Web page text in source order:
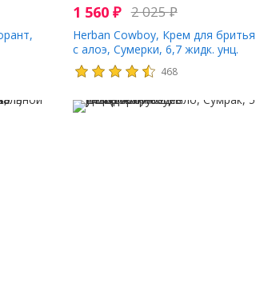
1 560₽ 2 025₽
Herban Cowboy, Крем для бритья
с алоэ, Сумерки, 6,7 жидк. унц.
(200 мл)
468